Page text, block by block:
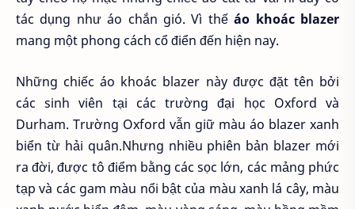
tác dụng như áo chắn gió. Vì thếáo khoác blazer
mang một phong cách cổ điển đến hiện nay.
Những chiếc áo khoác blazer này được đặt tên bởi
các sinh viên tại các trường đại học Oxford và
Durham. Trường Oxford vẫn giữ màu áo blazer xanh
biển từ hải quân.Nhưng nhiều phiên bản blazer mới
ra đời, được tô điểm bằng các sọc lớn, các mảng phức
tạp và các gam màu nổi bật của màu xanh lá cây, màu